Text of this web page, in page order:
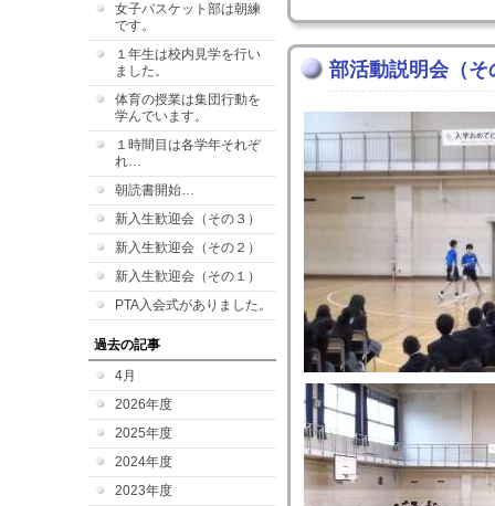
女子バスケット部は朝練
です。
１年生は校内見学を行い
ました。
体育の授業は集団行動を
学んでいます。
１時間目は各学年それぞ
れ…
朝読書開始…
新入生歓迎会（その３）
新入生歓迎会（その２）
新入生歓迎会（その１）
PTA入会式がありました。
過去の記事
4月
2026年度
2025年度
2024年度
2023年度
部活動説明会（そ